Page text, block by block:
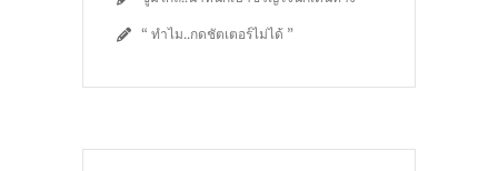
“ ทำไม..กดชัตเตอร์ไม่ได้ ”